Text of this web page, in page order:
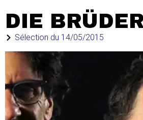
DIE
Sélection du 14/05/2015